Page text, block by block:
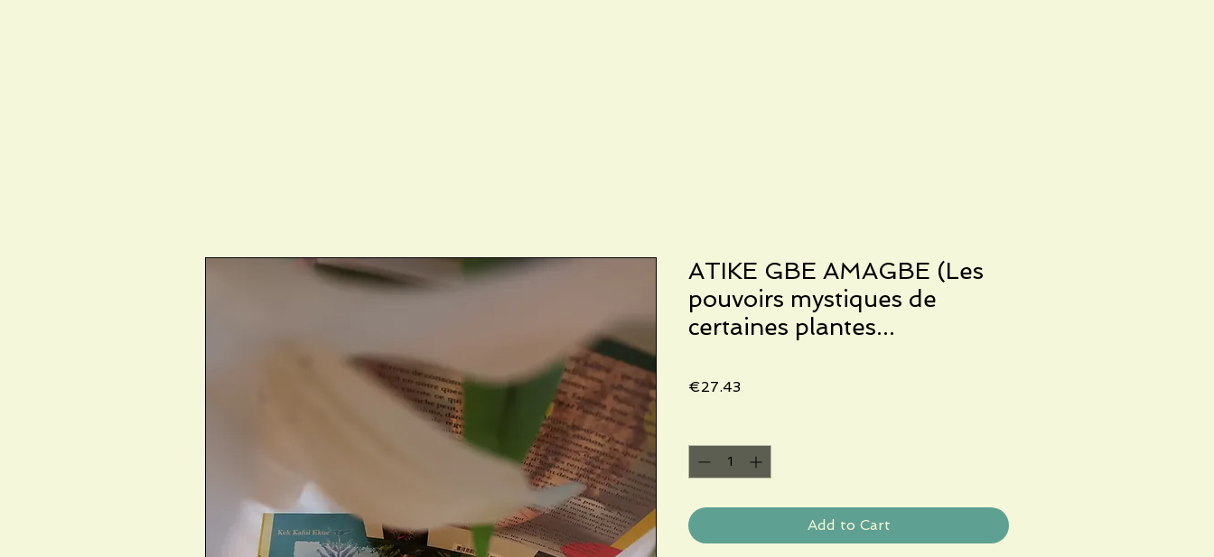
ATIKE GBE AMAGBE (Les
pouvoirs mystiques de
certaines plantes...
€27.43Price
Add to Cart